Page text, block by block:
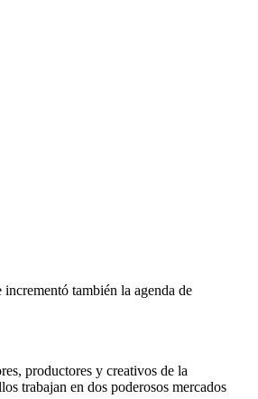
también la agenda de
productores y creativos de la
trabajan en dos poderosos mercados